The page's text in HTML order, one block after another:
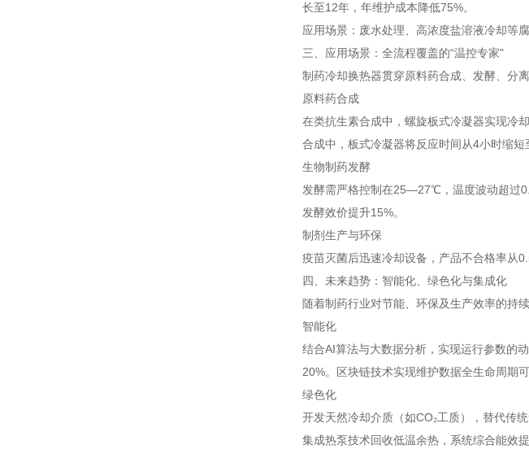
长至12年，年维护成本降低75%。
应用场景：废水处理、高浓度盐溶液冷却等腐
三、应用场景：全流程覆盖的“温控专家"
制药冷却换热器贯穿原料药合成、发酵、分
原料药合成
在类抗生素合成中，螺旋板式冷凝器实现冷
合成中，板式冷凝器将反应时间从4小时缩短
生物制药发酵
发酵需严格控制在25—27℃，温度波动超过
发酵效价提升15%。
制剂生产与环保
疫苗灭菌后迅速冷却设备，产品不合格率从
四、未来趋势：智能化、绿色化与集成化
随着制药行业对节能、环保及生产效率的持
智能化
结合AI算法与大数据分析，实现运行参数的
20%。区块链技术实现维护数据全生命周期
绿色化
开发天然冷却介质（如CO₂工质），替代传
集成热泵技术回收低温余热，系统综合能效